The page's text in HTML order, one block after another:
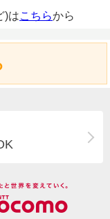
)はこちらから